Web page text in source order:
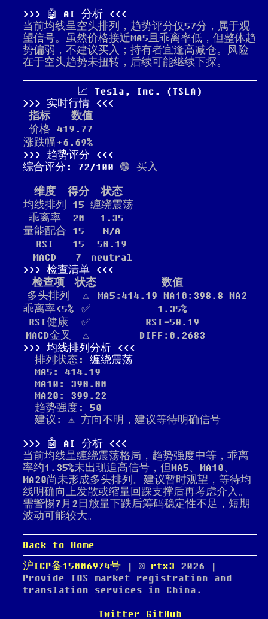
🤖 AI 分析
当前均线呈空头排列，趋势评分仅57分，属于观
望信号。虽然价格接近MA5且乖离率低，但整体趋
势偏弱，不建议买入；持有者宜逢高减仓。风险
在于空头趋势未扭转，后续可能继续下探。
📈 Tesla, Inc. (TSLA)
实时行情
指标
数值
价格
419.77
涨跌幅 +6.69%
趋势评分
综合评分: 72/100 🟢 买入
维度 得分
状态
均线排列
15 缠绕震荡
乖离率
20
1.35
量能配合 15
N/A
RSI
15
58.19
MACD
7
neutral
检查清单
检查项
状态
数值
多头排列
⚠️
MA5:414.19 MA10:398.8 MA2
乖离率<5%
✅
1.35%
RSI健康
✅
RSI=58.19
MACD金叉
⚠️
DIFF:0.2683
均线排列分析
排列状态: 缠绕震荡
MA5: 414.19
MA10: 398.80
MA20: 399.22
趋势强度: 50
建议: ⚠️ 方向不明，建议等待明确信号
🤖 AI 分析
当前均线呈缠绕震荡格局，趋势强度中等，乖离
率约1.35%未出现追高信号，但MA5、MA10、
MA20尚未形成多头排列。建议暂时观望，等待均
线明确向上发散或缩量回踩支撑后再考虑介入。
需警惕7月2日放量下跌后筹码稳定性不足，短期
波动可能较大。
Back to Home
沪ICP备15006974号 | © rtx3 2026 |
Provide IOS market registration and
translation services in China.
Twitter GitHub